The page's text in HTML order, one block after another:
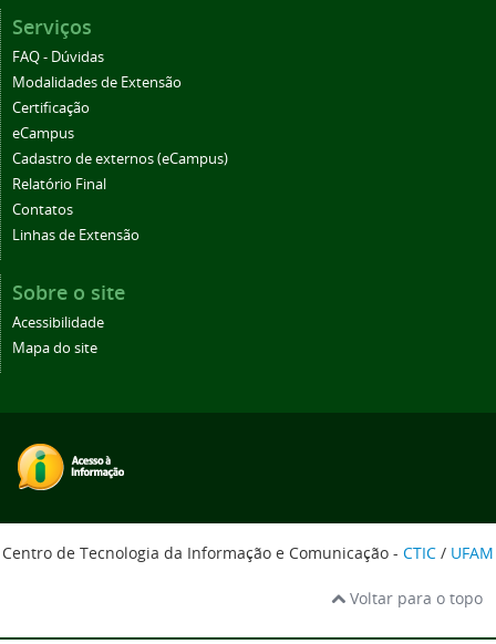
Serviços
FAQ - Dúvidas
Modalidades de Extensão
Certificação
eCampus
Cadastro de externos (eCampus)
Relatório Final
Contatos
Linhas de Extensão
Sobre o site
Acessibilidade
Mapa do site
Centro de Tecnologia da Informação e Comunicação - CTIC / UFAM
Voltar para o topo